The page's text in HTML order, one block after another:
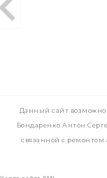
Данный сайт возможно
Бондаренко Антон
связанной с ремонтом